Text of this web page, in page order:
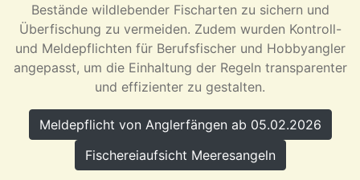
Bestände wildlebender Fischarten zu sichern und
Überfischung zu vermeiden. Zudem wurden Kontroll-
und Meldepflichten für Berufsfischer und Hobbyangler
angepasst, um die Einhaltung der Regeln transparenter
und effizienter zu gestalten.
Meldepflicht von Anglerfängen ab 05.02.2026
Fischereiaufsicht Meeresangeln